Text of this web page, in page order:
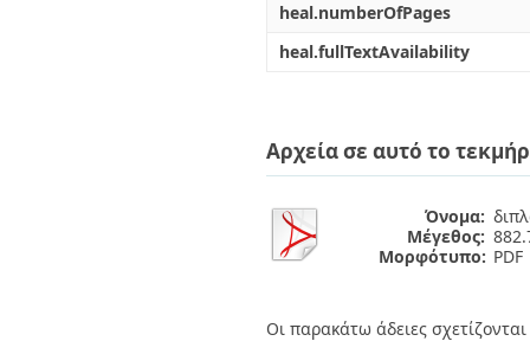
heal.numberOfPages
heal.fullTextAvailability
Αρχεία σε αυτό το
Όνομα:
Μέγεθος:
Μορφότυπο: PDF
Οι παρακάτω άδειες